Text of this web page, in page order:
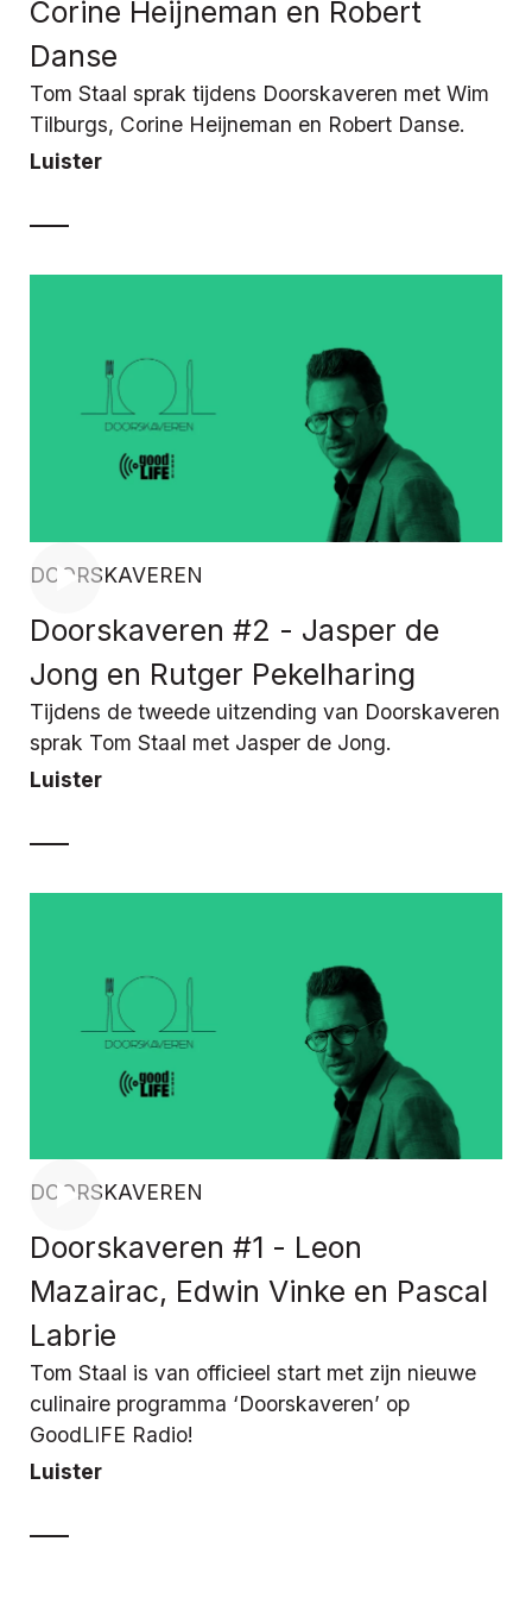
Corine Heijneman en Robert
Danse
Tom Staal sprak tijdens Doorskaveren met Wim
Tilburgs, Corine Heijneman en Robert Danse.
Luister
DOORSKAVEREN
Doorskaveren #2 - Jasper de
Jong en Rutger Pekelharing
Tijdens de tweede uitzending van Doorskaveren
sprak Tom Staal met Jasper de Jong.
Luister
DOORSKAVEREN
Doorskaveren #1 - Leon
Mazairac, Edwin Vinke en Pascal
Labrie
Tom Staal is van officieel start met zijn nieuwe
culinaire programma ‘Doorskaveren’ op
GoodLIFE Radio!
Luister